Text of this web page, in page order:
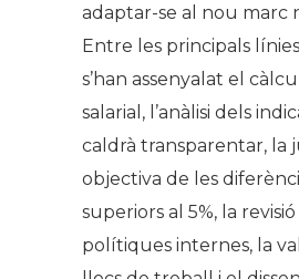
adaptar-se al nou marc
Entre les principals
s’han assenyalat el
salarial, l’anàlisi dels
caldrà transparentar, la
objectiva de les
superiors al 5%, la
polítiques internes, la